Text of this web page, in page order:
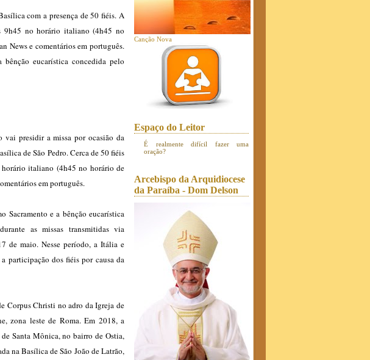
com a presença de 50 fiéis. A
9h45 no horário italiano (4h45 no
News e comentários em português.
eucarística concedida pelo
presidir a missa por ocasião da
de São Pedro. Cerca de 50 fiéis
italiano (4h45 no horário de
em português.
Sacramento e a bênção eucarística
as missas transmitidas via
de maio. Nesse período, a Itália e
participação dos fiéis por causa da
Corpus Christi no adro da Igreja de
zona leste de Roma. Em 2018, a
Santa Mônica, no bairro de Ostia,
na Basílica de São João de Latrão,
Canção Nova
Espaço do Leitor
É realmente difícil fazer uma
oração?
Arcebispo da Arquidiocese
da Paraíba - Dom Delson